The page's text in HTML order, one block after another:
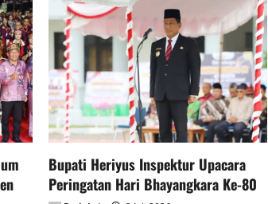
Bupati Heriyus Inspektur Upacara
Peringatan Hari Bhayangkara Ke-80